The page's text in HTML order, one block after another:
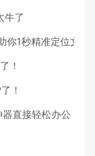
牛了
1秒精准定位文件
！
！
直接轻松办公